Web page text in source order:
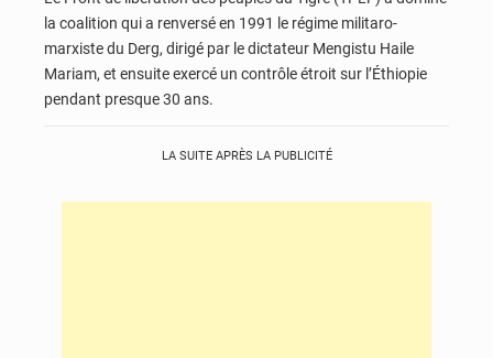
la coalition qui a renversé en 1991 le régime militaro-
marxiste du Derg, dirigé par le dictateur Mengistu Haile
Mariam, et ensuite exercé un contrôle étroit sur l’Éthiopie
pendant presque 30 ans.
LA SUITE APRÈS LA PUBLICITÉ